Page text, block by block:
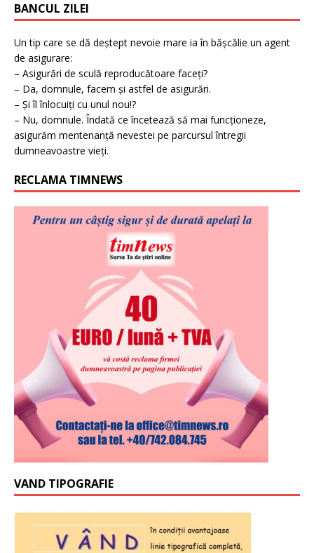
BANCUL ZILEI
Un tip care se dă deștept nevoie mare ia în bășcălie un agent
de asigurare:
– Asigurări de sculă reproducătoare faceți?
– Da, domnule, facem și astfel de asigurări.
– Și îl înlocuiți cu unul nou!?
– Nu, domnule. Îndată ce încetează să mai funcționeze,
asigurăm mentenanță nevestei pe parcursul întregii
dumneavoastre vieți.
RECLAMA TIMNEWS
VAND TIPOGRAFIE